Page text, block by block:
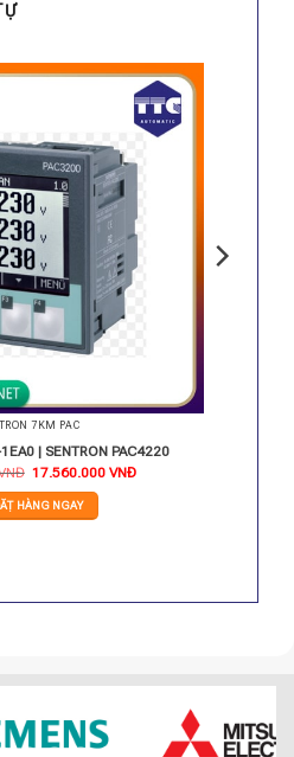
7KM PAC
| SENTRON PAC4220
Giá
là:
43.826.000 VNĐ.
17.560.000VNĐGiá
HÀNG NGAY